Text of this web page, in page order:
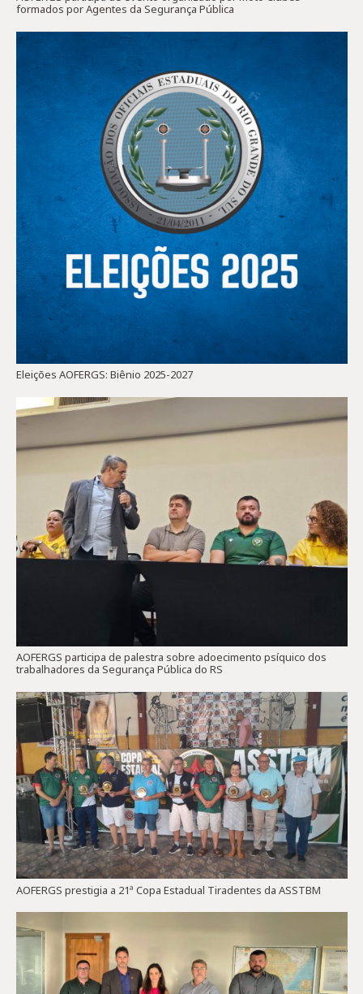
formados por Agentes da Segurança Pública
Eleições AOFERGS: Biênio 2025-2027
AOFERGS participa de palestra sobre adoecimento psíquico dos
trabalhadores da Segurança Pública do RS
AOFERGS prestigia a 21ª Copa Estadual Tiradentes da ASSTBM